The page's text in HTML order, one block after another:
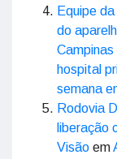
Equipe
do
hospital
semana
Rodovia
liberação
Visão em